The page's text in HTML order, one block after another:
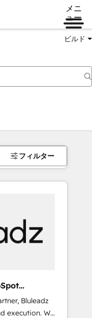
メニ
ュー
ビルド
フィルター
Bluleadz
We